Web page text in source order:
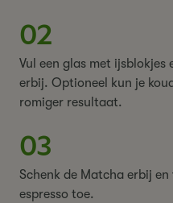
02
Vul een glas met
erbij. Optioneel kun je
romiger resultaat.
03
Schenk de Matcha erbij
espresso toe.